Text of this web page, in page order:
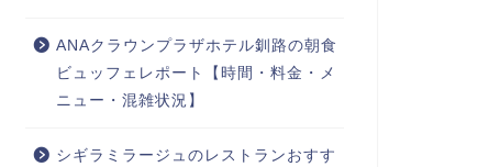
ANAクラウンプラザホテル釧路の朝食
ビュッフェレポート【時間・料金・メ
ニュー・混雑状況】
シギラミラージュのレストランおすす